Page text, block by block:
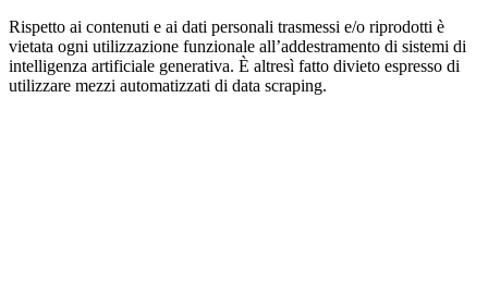
Rispetto ai contenuti e ai dati personali trasmessi e/o riprodotti è
vietata ogni utilizzazione funzionale all’addestramento di sistemi di
intelligenza artificiale generativa. È altresì fatto divieto espresso di
utilizzare mezzi automatizzati di data scraping.